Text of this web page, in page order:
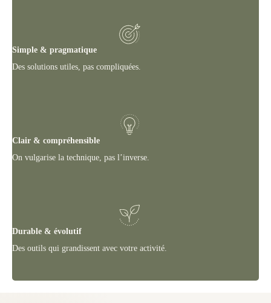
Simple & pragmatique
Des solutions utiles, pas compliquées.
Clair & compréhensible
On vulgarise la technique, pas l’inverse.
Durable & évolutif
Des outils qui grandissent avec votre activité.